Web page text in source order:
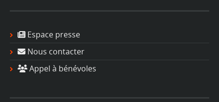
Espace presse
Nous contacter
Appel à bénévoles